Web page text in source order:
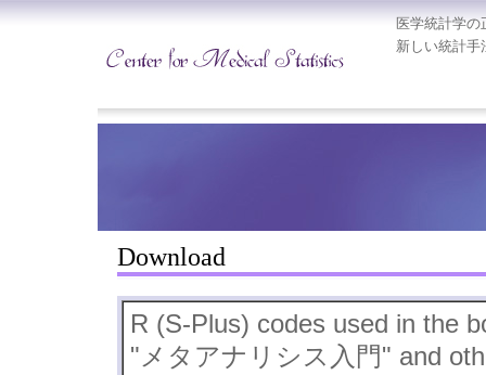
医学統計学
新しい統計手
Download
R (S-Plus) codes used in the
"メタアナリシス入門" and